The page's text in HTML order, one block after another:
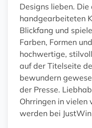
Designs lieben.
handgearbeiteten
Blickfang und
Farben, Formen
hochwertige,
auf der Titelseite
bewundern
der Presse.
Ohrringen in vielen
werden bei